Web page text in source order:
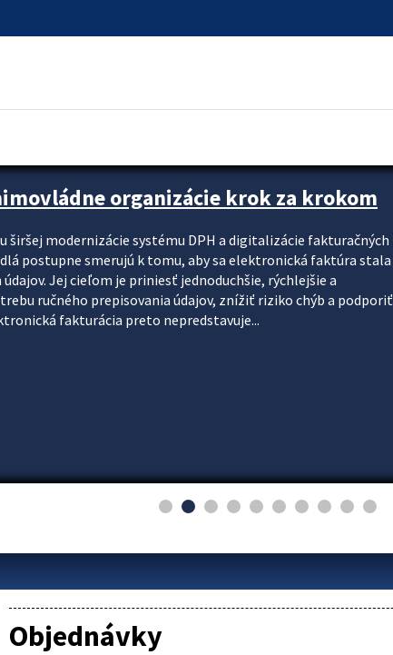
organizácie krok za krokom
modernizácie systému DPH a digitalizácie fakturačných
postupne smerujú k tomu, aby sa elektronická faktúra stala
Jej cieľom je priniesť jednoduchšie, rýchlejšie a
ručného prepisovania údajov, znížiť riziko chýb a podporiť
fakturácia preto nepredstavuje...
Objednávky